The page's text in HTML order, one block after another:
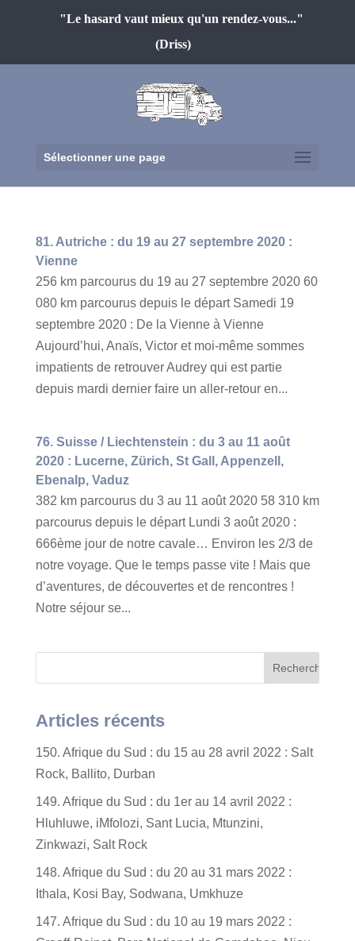
"Le hasard vaut mieux qu'un rendez-vous..."
(Driss)
Sélectionner une page
81. Autriche : du 19 au 27 septembre 2020 :
Vienne
256 km parcourus du 19 au 27 septembre 2020 60
080 km parcourus depuis le départ Samedi 19
septembre 2020 : De la Vienne à Vienne
Aujourd’hui, Anaïs, Victor et moi-même sommes
impatients de retrouver Audrey qui est partie
depuis mardi dernier faire un aller-retour en...
76. Suisse / Liechtenstein : du 3 au 11 août
2020 : Lucerne, Zürich, St Gall, Appenzell,
Ebenalp, Vaduz
382 km parcourus du 3 au 11 août 2020 58 310 km
parcourus depuis le départ Lundi 3 août 2020 :
666ème jour de notre cavale… Environ les 2/3 de
notre voyage. Que le temps passe vite ! Mais que
d’aventures, de découvertes et de rencontres !
Notre séjour se...
Articles récents
150. Afrique du Sud : du 15 au 28 avril 2022 : Salt
Rock, Ballito, Durban
149. Afrique du Sud : du 1er au 14 avril 2022 :
Hluhluwe, iMfolozi, Sant Lucia, Mtunzini,
Zinkwazi, Salt Rock
148. Afrique du Sud : du 20 au 31 mars 2022 :
Ithala, Kosi Bay, Sodwana, Umkhuze
147. Afrique du Sud : du 10 au 19 mars 2022 :